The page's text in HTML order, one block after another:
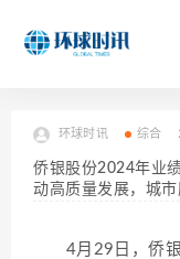
环球时讯 综合
侨银股份2024年业
动高质量发展，城
4月29日，侨